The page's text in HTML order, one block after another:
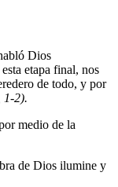
Dios
etapa final, nos
de todo, y por
1-2).
medio de la
de Dios ilumine y